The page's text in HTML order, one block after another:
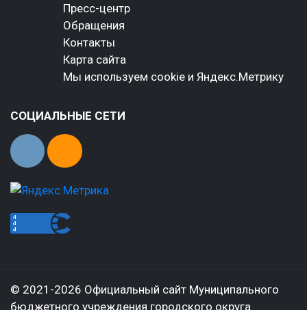
Пресс-центр
Обращения
Контакты
Карта сайта
Мы используем cookie и Яндекс.Метрику
СОЦИАЛЬНЫЕ СЕТИ
© 2021-2026 Официальный сайт Муниципального
бюджетного учреждения городского округа